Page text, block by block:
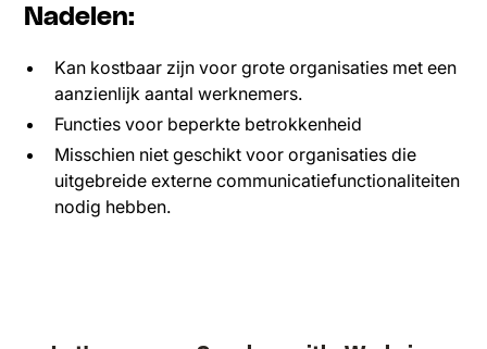
Nadelen:
Kan kostbaar zijn voor grote organisaties met een
aanzienlijk aantal werknemers.
Functies voor beperkte betrokkenheid
Misschien niet geschikt voor organisaties die
uitgebreide externe communicatiefunctionaliteiten
nodig hebben.